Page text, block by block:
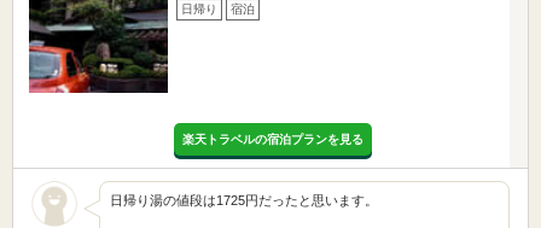
日帰り 宿泊
楽天トラベルの宿泊プランを見る
日帰り湯の値段は1725円だったと思います。